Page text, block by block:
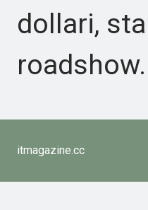
dollari,
roadshow.
itmagazine.cc